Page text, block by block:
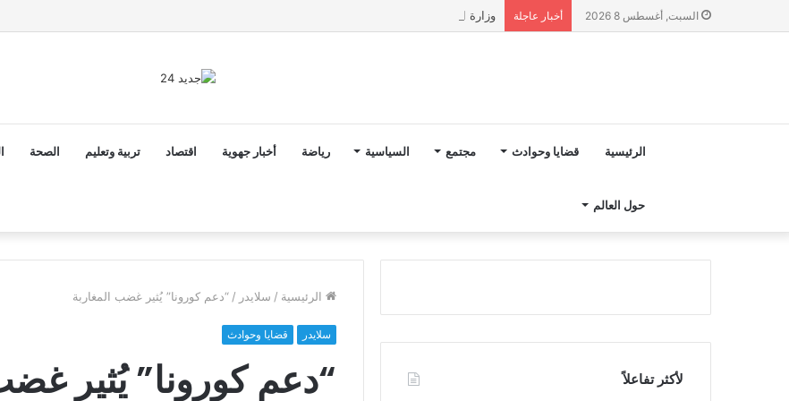
السبت, أغسطس 8 2026 أخبار عاجلة وزارة التربية الوطنية تؤكد انطلاق الدخول المدرسي 2026-2027 في موعده الرسمي
الرئيسية قضايا وحوادث مجتمع السياسية رياضة أخبار جهوية اقتصاد تربية وتعليم الصحة
حول العالم
الرئيسية / سلايدر / “دعم كورونا” يُثير غضب المغاربة
سلايدر قضايا وحوادث
“دعم كورونا” يُثير لأكثر تفاعلاً